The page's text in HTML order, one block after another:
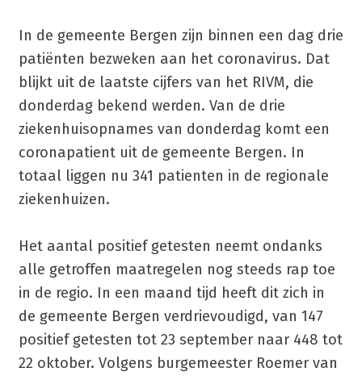
In de gemeente Bergen zijn binnen een dag drie
patiënten bezweken aan het coronavirus. Dat
blijkt uit de laatste cijfers van het RIVM, die
donderdag bekend werden. Van de drie
ziekenhuisopnames van donderdag komt een
coronapatient uit de gemeente Bergen. In
totaal liggen nu 341 patienten in de regionale
ziekenhuizen.
Het aantal positief getesten neemt ondanks
alle getroffen maatregelen nog steeds rap toe
in de regio. In een maand tijd heeft dit zich in
de gemeente Bergen verdrievoudigd, van 147
positief getesten tot 23 september naar 448 tot
22 oktober. Volgens burgemeester Roemer van